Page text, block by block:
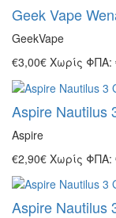
Geek Vape
GeekVape
€3,00€ Χωρίς ΦΠΑ:
Aspire Nautilus
Aspire
€2,90€ Χωρίς ΦΠΑ:
Aspire Nautilus